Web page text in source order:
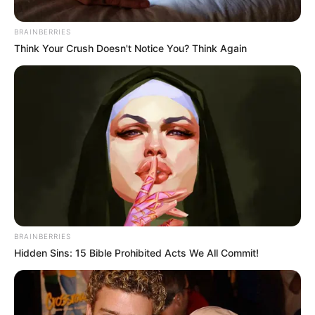
Medellín reduce lesiones personales en 32%; bajan riñas y
Por:Yuli Metaute Londoño
Julio 15, 2025
BRAINBERRIES
Think Your Crush Doesn't Notice You? Think Again
BRAINBERRIES
Hidden Sins: 15 Bible Prohibited Acts We All Commit!